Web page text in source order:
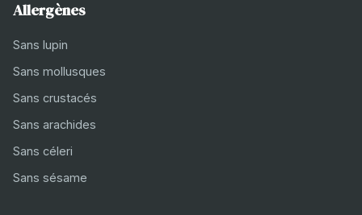
Allergènes
Sans lupin
Sans mollusques
Sans crustacés
Sans arachides
Sans céleri
Sans sésame